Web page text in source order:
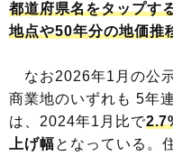
都道府県名をタップす
地点や50年分の地価推
なお2026年1月の公
商業地のいずれも 5年
は、2024年1月比で
上げ幅となっている。